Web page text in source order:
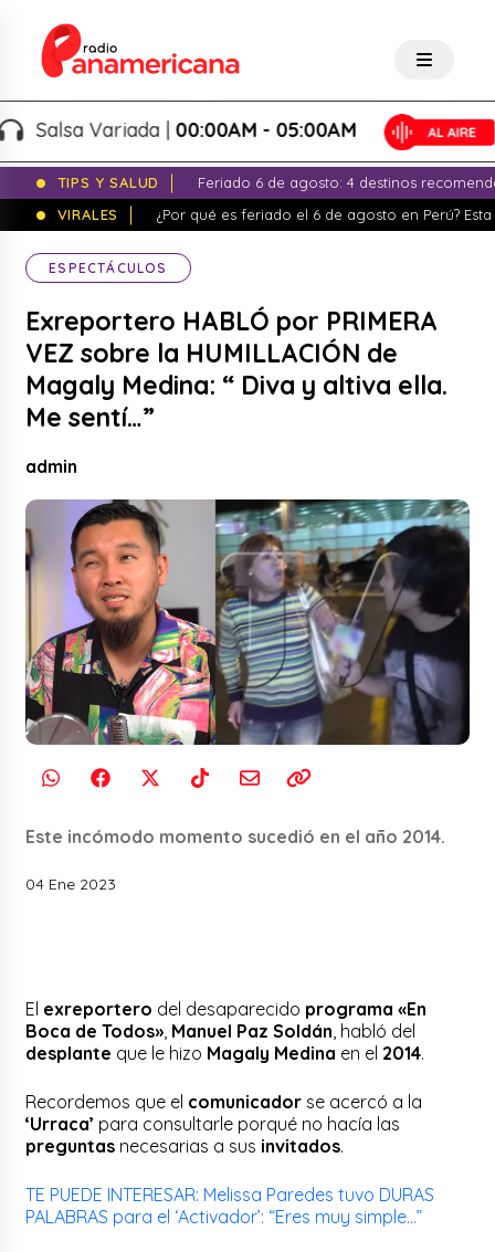
Variada |00:00AM - 05:00AM
TIPS Y SALUD
Feriado 6 de agosto: 4 destinos
VIRALES
¿Por qué es feriado el 6 de agosto en Perú?
ESPECTÁCULOS
Exreportero HABLÓ por PRIMERA
VEZ sobre la HUMILLACIÓN de
Magaly Medina: “ Diva y altiva ella.
Me sentí…”
admin
Este incómodo momento sucedió en el año 2014.
04 Ene 2023
El exreportero del desaparecido programa «En
Boca de Todos» Manuel Paz Soldán , habló del
desplante que le hizo Magaly Medina en el 2014.
Recordemos que el comunicador se acercó a la
‘Urraca’ para consultarle porqué no hacía las
preguntas necesarias a sus invitados.
TE PUEDE INTERESAR: Melissa Paredes tuvo DURAS
PALABRAS para el ‘Activador’: “Eres muy simple…”